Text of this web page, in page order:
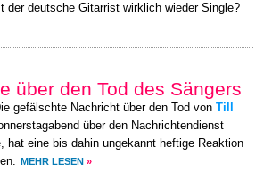
der deutsche Gitarrist wirklich wieder Single?
über den Tod des Sängers
gefälschte Nachricht über den Tod von Till
über den Nachrichtendienst
hat eine bis dahin ungekannt heftige Reaktion
MEHR LESEN »